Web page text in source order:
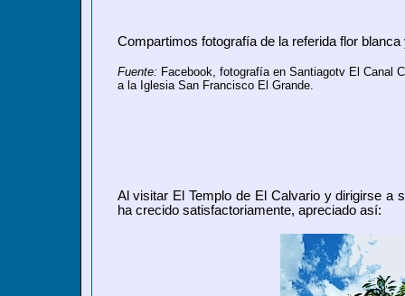
Compartimos fotografía de la referida flor blanca
Fuente: Facebook, fotografía en Santiagotv El Canal
a la Iglesia San Francisco El Grande.
Al visitar El Templo de El Calvario y dirigirse a
ha crecido satisfactoriamente, apreciado así: